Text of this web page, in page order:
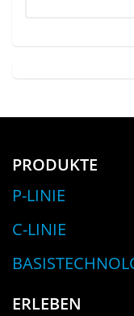
PRODUKTE
P-LINIE
C-LINIE
ERLEBEN